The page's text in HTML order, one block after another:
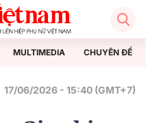
MULTIMEDIA CHUYÊN ĐỀ
17/06/2026 - 15:40 (GMT+7)